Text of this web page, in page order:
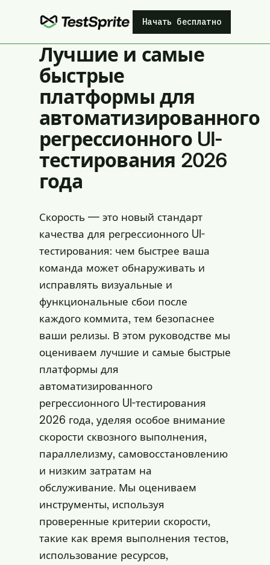
Начать бесплатно
Лучшие и самые
быстрые
платформы для
автоматизированного
регрессионного UI-
тестирования 2026
года
Скорость — это новый стандарт
качества для регрессионного UI-
тестирования: чем быстрее ваша
команда может обнаруживать и
исправлять визуальные и
функциональные сбои после
каждого коммита, тем безопаснее
ваши релизы. В этом руководстве мы
оцениваем лучшие и самые быстрые
платформы для
автоматизированного
регрессионного UI-тестирования
2026 года, уделяя особое внимание
скорости сквозного выполнения,
параллелизму, самовосстановлению
и низким затратам на
обслуживание. Мы оцениваем
инструменты, используя
проверенные критерии скорости,
такие как время выполнения тестов,
использование ресурсов,